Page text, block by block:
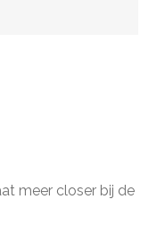
meer closer bij de